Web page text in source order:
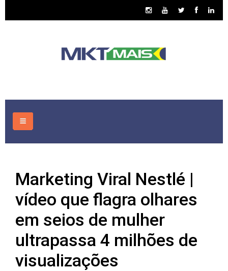
CONSULTORIA
ASSUNTOS
PUBLICAÇÕES
CONTATOS
Marketing Viral Nestlé |
vídeo que flagra olhares
em seios de mulher
ultrapassa 4 milhões de
visualizações